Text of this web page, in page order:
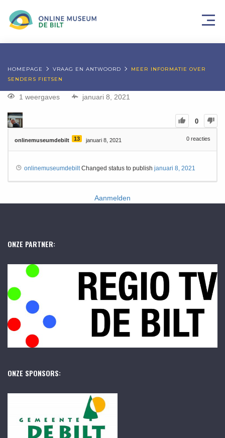
HOMEPAGE VRAAG EN ANTWOORD
MEER INFORMATIE OVER
SENDERS FIETSEN
1 weergaves januari 8, 2021
0
onlinemuseumdebilt 13 januari 8, 2021 0 reacties
onlinemuseumdebiltChanged status to publish januari 8, 2021
Aanmelden
ONZE PARTNER:
ONZE SPONSORS: